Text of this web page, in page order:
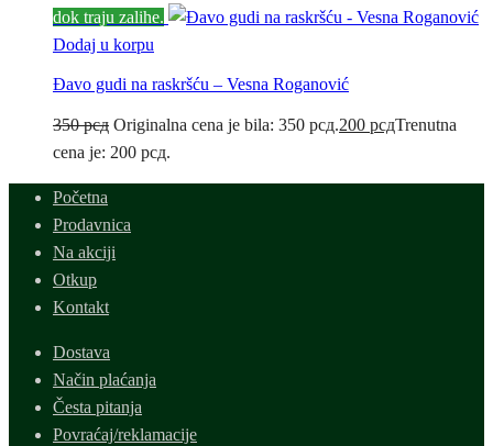
dok traju zalihe.
Dodaj u korpu
Đavo gudi na raskršću – Vesna Roganović
350рсд Originalna cena je bila: 350 рсд.200 рсдTrenutna
cena je: 200 рсд.
Početna
Prodavnica
Na akciji
Otkup
Kontakt
Dostava
Način plaćanja
Česta pitanja
Povraćaj/reklamacije